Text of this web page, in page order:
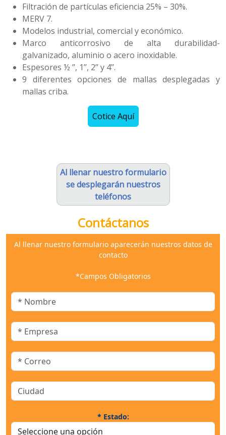
Filtración de partículas eficiencia 25% – 30%.
MERV 7.
Modelos industrial, comercial y económico.
Marco anticorrosivo de alta durabilidad-
galvanizado, aluminio o acero inoxidable.
Espesores ½ ’’, 1’’, 2’’ y 4’’.
9 diferentes opciones de mallas desplegadas y
mallas criba.
Cotice Aquí
Al llenar nuestro formulario
se desplegarán nuestros
teléfonos
Contáctanos
Al llenar nuestro formulario aparecerán nuestros datos de
contacto
*Campos Obligatorios
* Estado: